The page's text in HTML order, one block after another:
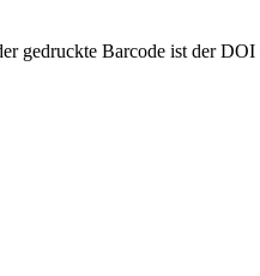
gedruckte Barcode ist der